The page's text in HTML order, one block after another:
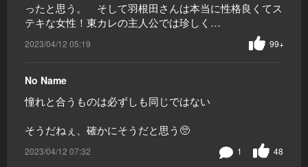
ったと思う。 そして羽根田さんは本当に性格良くてス
テキな女性！東カレの主人公では珍しく…
2023/04/12 05:19 99+
No Name
憧れと合うものは必ずしも同じではない
そうだねぇ、確かにそうだと思う🥺
2023/04/12 07:32 48
1